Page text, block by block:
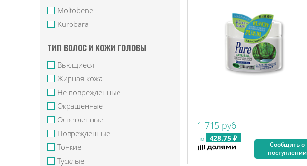
Moltobene
Kurobara
ТИП ВОЛОС И КОЖИ ГОЛОВЫ
Вьющиеся
Жирная кожа
Не поврежденные
Окрашенные
Осветленные
Поврежденные
Тонкие
Тусклые
1 715 руб
по 428.75 ₽
Сообщить о
поступлении